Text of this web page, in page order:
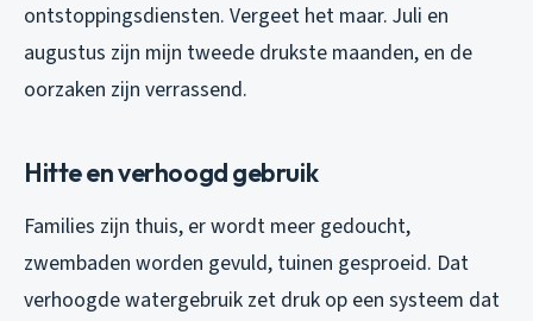
ontstoppingsdiensten. Vergeet het maar. Juli en
augustus zijn mijn tweede drukste maanden, en de
oorzaken zijn verrassend.
Hitte en verhoogd gebruik
Families zijn thuis, er wordt meer gedoucht,
zwembaden worden gevuld, tuinen gesproeid. Dat
verhoogde watergebruik zet druk op een systeem dat